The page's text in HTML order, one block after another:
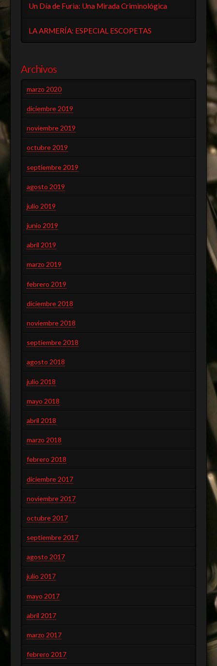
Un Día de Furia: Una Mirada Criminológica
LA ARMERÍA: ESPECIAL ESCOPETAS
Archivos
marzo 2020
diciembre 2019
noviembre 2019
octubre 2019
septiembre 2019
agosto 2019
julio 2019
junio 2019
abril 2019
marzo 2019
febrero 2019
diciembre 2018
noviembre 2018
septiembre 2018
agosto 2018
julio 2018
mayo 2018
abril 2018
marzo 2018
febrero 2018
diciembre 2017
noviembre 2017
octubre 2017
septiembre 2017
agosto 2017
julio 2017
mayo 2017
abril 2017
marzo 2017
febrero 2017